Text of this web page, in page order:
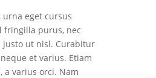
urna eget cursus
fringilla purus, nec
ut nisl. Curabitur
et varius. Etiam
a varius orci. Nam